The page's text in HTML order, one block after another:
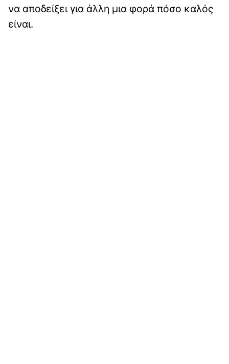
να αποδείξει για άλλη μια φορά πόσο καλός
είναι.